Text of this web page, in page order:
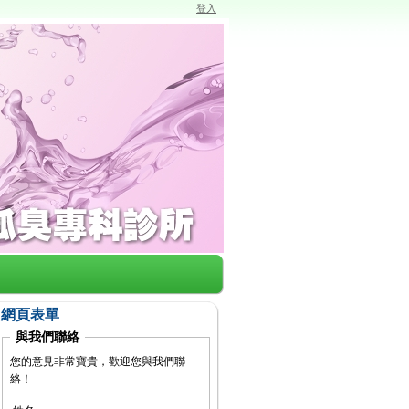
登入
網頁表單
與我們聯絡
您的意見非常寶貴，歡迎您與我們聯
絡！